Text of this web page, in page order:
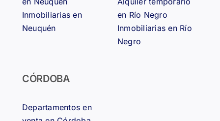
Inmobiliarias en
Neuquén
en Río Negro
Inmobiliarias en Río
Negro
CÓRDOBA
Departamentos en